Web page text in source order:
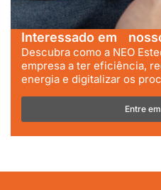
Interessado em
Descubra como a NEO
empresa a ter eficiência,
energia e digitalizar os
Entre